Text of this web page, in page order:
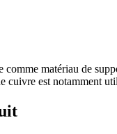
comme matériau de
cuivre est notamment